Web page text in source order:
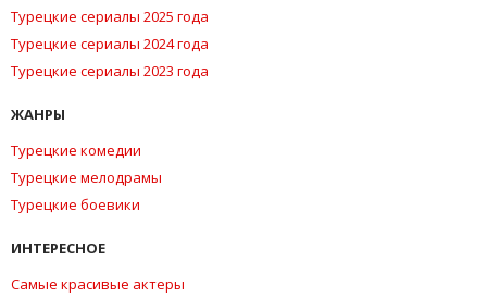
Турецкие сериалы 2025 года
Турецкие сериалы 2024 года
Турецкие сериалы 2023 года
ЖАНРЫ
Турецкие комедии
Турецкие мелодрамы
Турецкие боевики
ИНТЕРЕСНОЕ
Самые красивые актеры